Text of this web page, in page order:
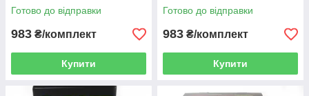
Готово до відправки
983 ₴/комплект
Купити
Готово до відправки
983 ₴/комплект
Купити